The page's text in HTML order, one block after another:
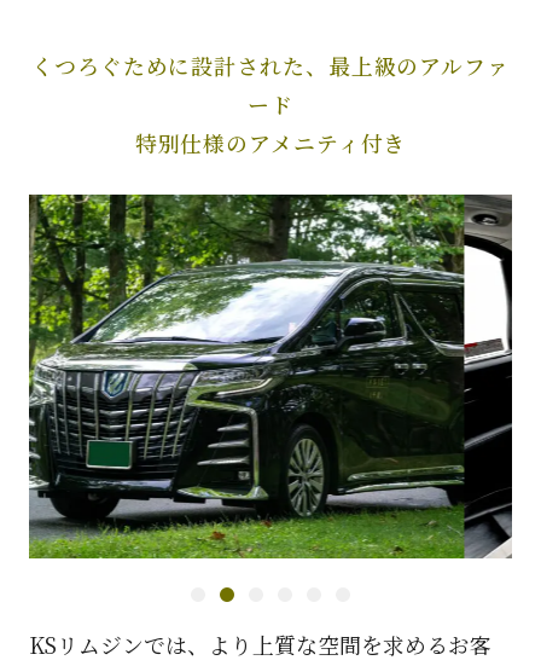
くつろぐために設計された、 最上級のアルファ
ード
特別仕様のアメニティ付き
KSリムジンでは、より上質な空間を求めるお客